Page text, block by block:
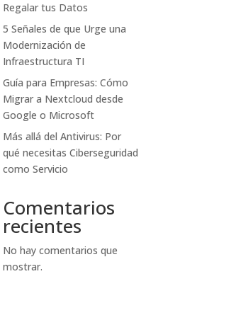
Regalar tus Datos
5 Señales de que Urge una
Modernización de
Infraestructura TI
Guía para Empresas: Cómo
Migrar a Nextcloud desde
Google o Microsoft
Más allá del Antivirus: Por
qué necesitas Ciberseguridad
como Servicio
Comentarios
recientes
No hay comentarios que
mostrar.